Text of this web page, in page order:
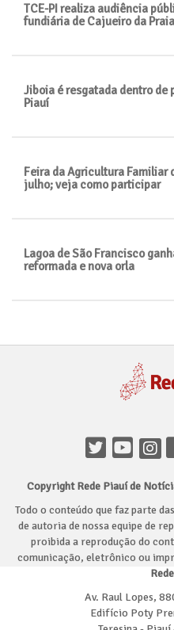
TCE-PI realiza audiência
fundiária de Cajueiro da Praia
Jiboia é resgatada dentro de
Piauí
Feira da Agricultura Familiar
julho; veja como participar
Lagoa de São Francisco
reformada e nova orla
Copyright Rede Piauí de
Todo o conteúdo que faz parte
de autoria de nossa equipe de
proibida a reprodução do
comunicação, eletrônico ou
Av. Raul Lopes,
Edifício Poty